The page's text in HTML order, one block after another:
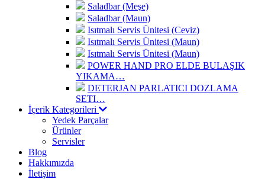
Saladbar (Meşe)
Saladbar (Maun)
Isıtmalı Servis Ünitesi (Ceviz)
Isıtmalı Servis Ünitesi (Maun)
Isıtmalı Servis Ünitesi (Maun)
POWER HAND PRO ELDE BULAŞIK
YIKAMA…
DETERJAN PARLATICI DOZLAMA
SETI…
İçerik Kategorileri
Yedek Parçalar
Ürünler
Servisler
Blog
Hakkımızda
İletişim